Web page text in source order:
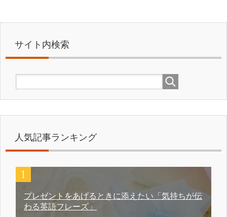
サイト内検索
人気記事ランキング
プレゼントをあげるときに添えたい「気持ちが伝
わる英語フレーズ」